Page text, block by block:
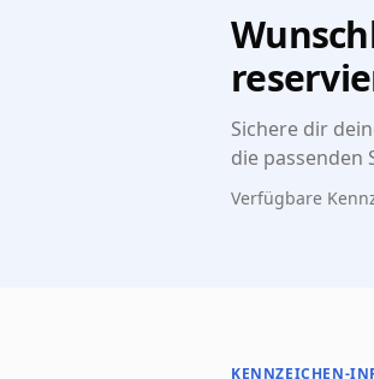
Sichere dir
die passenden
Verfügbare
KENNZEICHEN-